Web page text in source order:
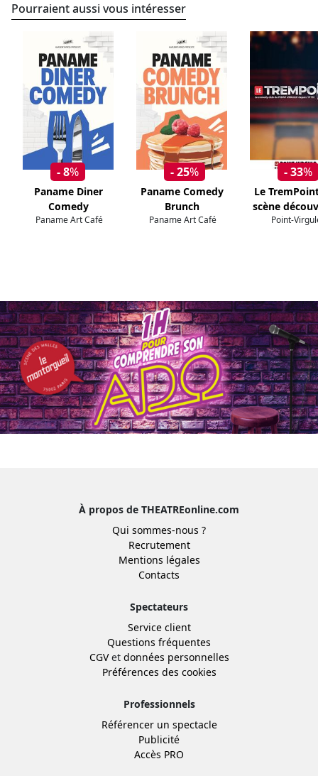
Pourraient aussi vous intéresser
- 8%
Paname Diner
Comedy
Paname Art Café
- 25%
Paname Comedy
Brunch
Paname Art Café
- 33%
Le
scène
Point-
À propos de THEATREonline.com
Qui sommes-nous ?
Recrutement
Mentions légales
Contacts
Spectateurs
Service client
Questions fréquentes
CGVet données personnelles
Préférences des cookies
Professionnels
Référencer un spectacle
Publicité
Accès PRO